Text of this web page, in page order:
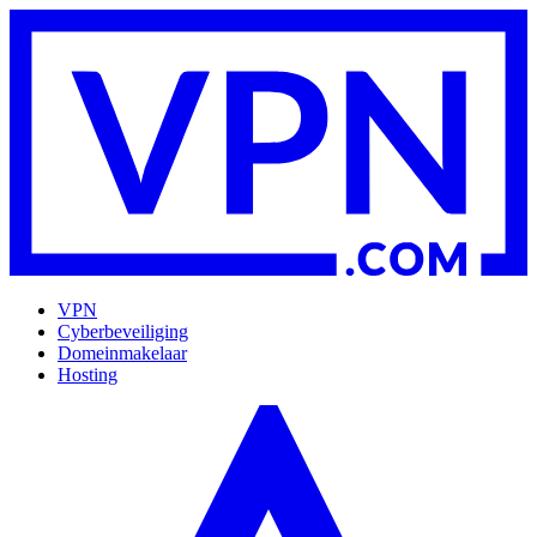
VPN
Cyberbeveiliging
Domeinmakelaar
Hosting